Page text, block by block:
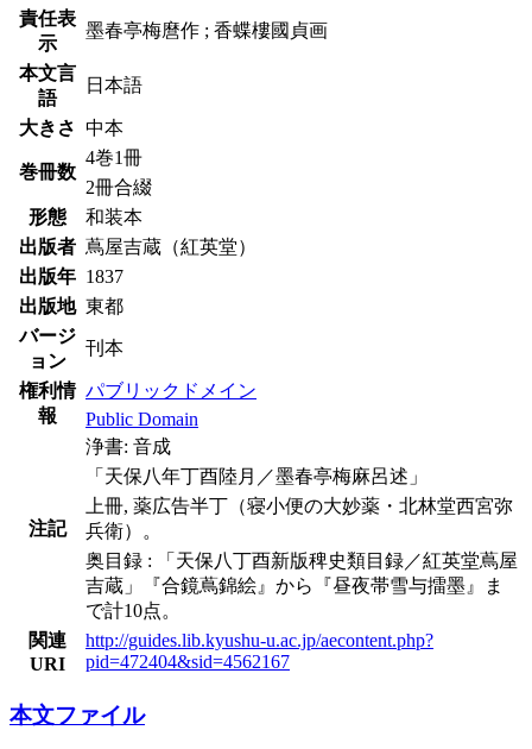
責任表
示
墨春亭梅麿作 ; 香蝶樓國貞画
本文言
語
日本語
大きさ 中本
巻冊数
4巻1冊
2冊合綴
形態
和装本
出版者 蔦屋吉蔵（紅英堂）
出版年 1837
出版地 東都
バージ
ョン
刊本
権利情
報
パブリックドメイン
Public Domain
注記
浄書: 音成
「天保八年丁酉陸月／墨春亭梅麻呂述」
上冊, 薬広告半丁（寝小便の大妙薬・北林堂西宮弥
兵衛）。
奥目録 : 「天保八丁酉新版稗史類目録／紅英堂蔦屋
吉蔵」『合鏡蔦錦絵』から『昼夜帯雪与擂墨』ま
で計10点。
関連
URI
http://guides.lib.kyushu-u.ac.jp/aecontent.php?
pid=472404&sid=4562167
本文ファイル